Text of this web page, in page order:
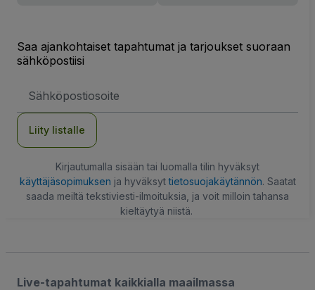
Saa ajankohtaiset tapahtumat ja tarjoukset suoraan
sähköpostiisi
Liity listalle
Kirjautumalla sisään tai luomalla tilin hyväksyt
käyttäjäsopimuksen ja hyväksyttietosuojakäytännön. Saatat
saada meiltä tekstiviesti-ilmoituksia, ja voit milloin tahansa
kieltäytyä niistä.
Live-tapahtumat kaikkialla maailmassa